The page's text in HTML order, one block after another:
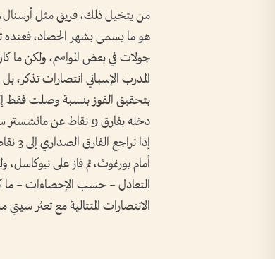
من يتخيل ذلك، فريق مثل أرسنال،
جولات في بعض المواسم، ولكن ما
دخله بفارق 9 نقاط
إذا
أمام بورنموث، ثم فاز على
التعادل – حسب الإحصاءات – ما
الانتصارات المتتالية مع تعثر